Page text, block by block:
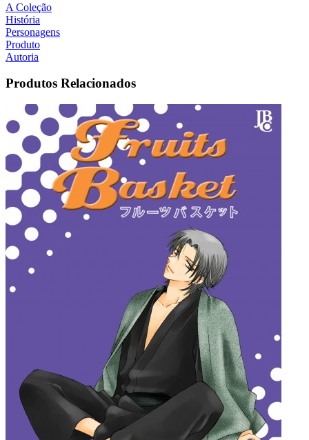
A Coleção
História
Personagens
Produto
Autoria
Produtos Relacionados